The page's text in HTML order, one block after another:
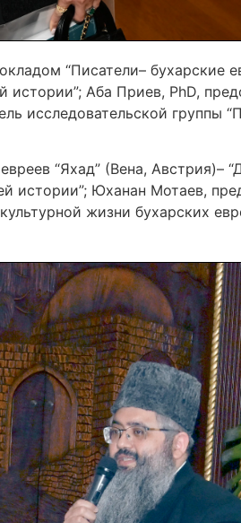
“Писатели– бухарские
Аба Приев, PhD,
исследовательской группы
“Яхад” (Вена, Австрия)–
истории”; Юханан Мотаев,
жизни бухарских